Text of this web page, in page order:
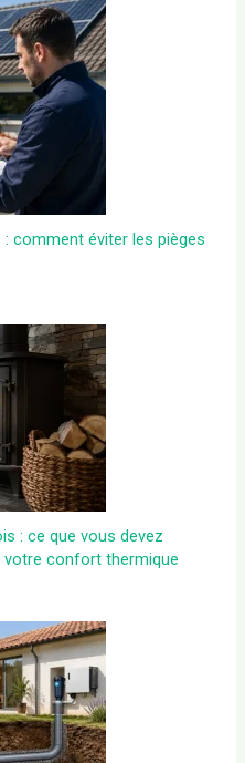
comment éviter les pièges
: ce que vous devez
votre confort thermique